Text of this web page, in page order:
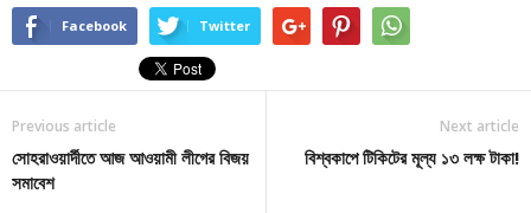
Facebook Twitter
Previous article
সোহরাওয়ার্দীতে আজ আওয়ামী লীগের বিজয়
সমাবেশ
Next article
বিশ্বকাপে টিকিটের মূল্য ১৩ লক্ষ টাকা!